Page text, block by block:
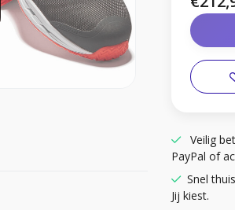
Veilig
PayPal of
Snel
Jij kiest.